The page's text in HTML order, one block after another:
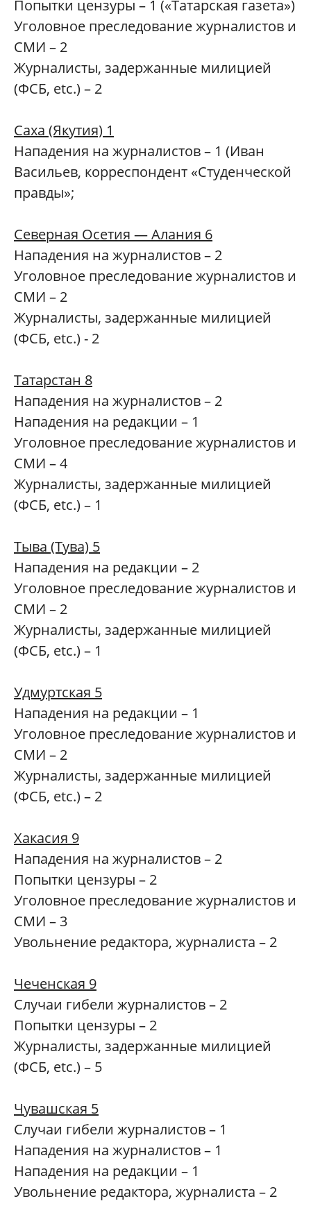
Попытки цензуры – 1 («Татарская газета»)
Уголовное преследование журналистов и
СМИ – 2
Журналисты, задержанные милицией
(ФСБ, etc.) – 2
Саха (Якутия) 1
Нападения на журналистов – 1 (Иван
Васильев, корреспондент «Студенческой
правды»;
Северная Осетия — Алания 6
Нападения на журналистов – 2
Уголовное преследование журналистов и
СМИ – 2
Журналисты, задержанные милицией
(ФСБ, etc.) - 2
Татарстан 8
Нападения на журналистов – 2
Нападения на редакции – 1
Уголовное преследование журналистов и
СМИ – 4
Журналисты, задержанные милицией
(ФСБ, etc.) – 1
Тыва (Тува) 5
Нападения на редакции – 2
Уголовное преследование журналистов и
СМИ – 2
Журналисты, задержанные милицией
(ФСБ, etc.) – 1
Удмуртская 5
Нападения на редакции – 1
Уголовное преследование журналистов и
СМИ – 2
Журналисты, задержанные милицией
(ФСБ, etc.) – 2
Хакасия 9
Нападения на журналистов – 2
Попытки цензуры – 2
Уголовное преследование журналистов и
СМИ – 3
Увольнение редактора, журналиста – 2
Чеченская 9
Случаи гибели журналистов – 2
Попытки цензуры – 2
Журналисты, задержанные милицией
(ФСБ, etc.) – 5
Чувашская 5
Случаи гибели журналистов – 1
Нападения на журналистов – 1
Нападения на редакции – 1
Увольнение редактора, журналиста – 2